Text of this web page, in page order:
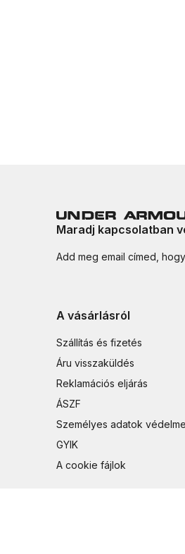
Maradj kapcsolatban
Add meg email címed,
A vásárlásról
Szállítás és fizetés
Áru visszaküldés
Reklamációs eljárás
ÁSZF
Személyes adatok védelme
GYIK
A cookie fájlok